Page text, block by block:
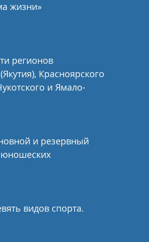
жизни»
регионов
Красноярского
и Ямало-
и резервный
юношеских
видов спорта.